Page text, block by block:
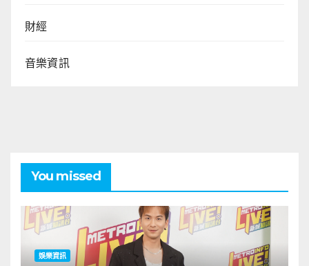
財經
音樂資訊
You missed
娛樂資訊